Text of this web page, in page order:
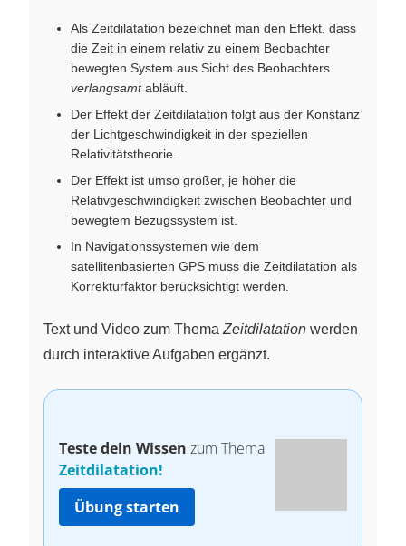
Als Zeitdilatation bezeichnet man den Effekt, dass
die Zeit in einem relativ zu einem Beobachter
bewegten System aus Sicht des Beobachters
verlangsamtabläuft.
Der Effekt der Zeitdilatation folgt aus der Konstanz
der Lichtgeschwindigkeit in der speziellen
Relativitätstheorie.
Der Effekt ist umso größer, je höher die
Relativgeschwindigkeit zwischen Beobachter und
bewegtem Bezugssystem ist.
In Navigationssystemen wie dem
satellitenbasierten GPS muss die Zeitdilatation als
Korrekturfaktor berücksichtigt werden.
Text und Video zum ThemaZeitdilatation werden
durch interaktive Aufgaben ergänzt.
Teste dein Wissen zum Thema
Zeitdilatation!
Übung starten